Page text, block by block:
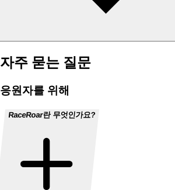
자주 묻는 질문
응원자를 위해
RaceRoar란 무엇인가요?